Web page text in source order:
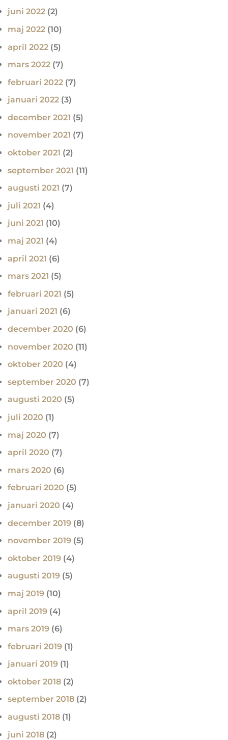
juni 2022 (2)
maj 2022 (10)
april 2022 (5)
mars 2022 (7)
februari 2022 (7)
januari 2022 (3)
december 2021 (5)
november 2021 (7)
oktober 2021 (2)
september 2021 (11)
augusti 2021 (7)
juli 2021 (4)
juni 2021 (10)
maj 2021 (4)
april 2021 (6)
mars 2021 (5)
februari 2021 (5)
januari 2021 (6)
december 2020 (6)
november 2020 (11)
oktober 2020 (4)
september 2020 (7)
augusti 2020 (5)
juli 2020 (1)
maj 2020 (7)
april 2020 (7)
mars 2020 (6)
februari 2020 (5)
januari 2020 (4)
december 2019 (8)
november 2019 (5)
oktober 2019 (4)
augusti 2019 (5)
maj 2019 (10)
april 2019 (4)
mars 2019 (6)
februari 2019 (1)
januari 2019 (1)
oktober 2018 (2)
september 2018 (2)
augusti 2018 (1)
juni 2018 (2)